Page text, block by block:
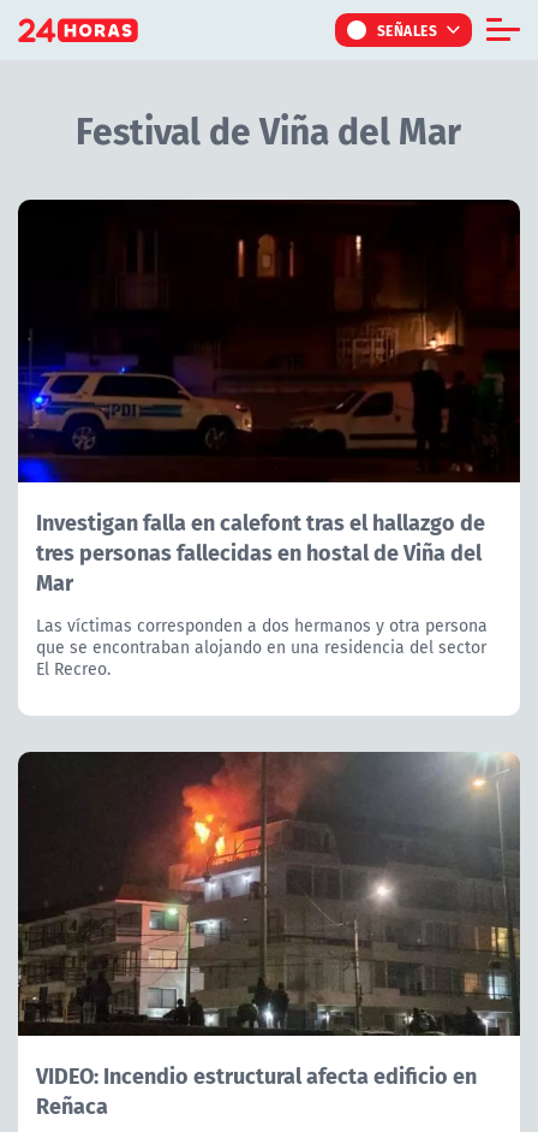
Click acá para ir directamente al contenido
SEÑALES
TV Tiempo
Internacional
Noticiarios
Programas
Festival de Viña del Mar
Artículos Relacionados con Festival de Viña del Mar
Investigan falla en calefont tras el hallazgo de
tres personas fallecidas en hostal de Viña del
Mar
Las víctimas corresponden a dos hermanos y otra persona
que se encontraban alojando en una residencia del sector
El Recreo.
VIDEO: Incendio estructural afecta edificio en
Reñaca